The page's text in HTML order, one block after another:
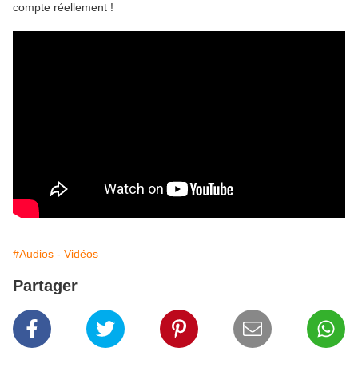
compte réellement !
#Audios - Vidéos
Partager